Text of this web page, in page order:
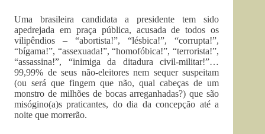
Uma brasileira candidata a presidente tem sido
apedrejada em praça pública, acusada de todos os
vilipêndios – “abortista!”, “lésbica!”, “corrupta!”,
“bígama!”, “assexuada!”, “homofóbica!”, “terrorista!”,
“assassina!”, “inimiga da ditadura civil-militar!”…
99,99% de seus não-eleitores nem sequer suspeitam
(ou será que fingem que não, qual cabeças de um
monstro de milhões de bocas arreganhadas?) que são
misógino(a)s praticantes, do dia da concepção até a
noite que morrerão.